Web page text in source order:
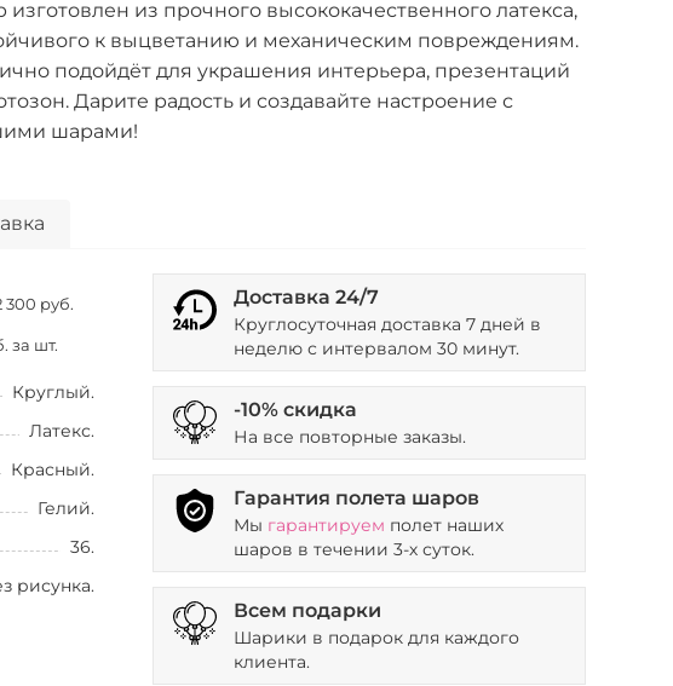
изготовлен из прочного высококачественного латекса,
к выцветанию и механическим повреждениям.
подойдёт для украшения интерьера, презентаций
Дарите радость и создавайте настроение с
шарами!
300 руб.
за шт.
Круглый.
Латекс.
Красный.
Гелий.
36.
рисунка.
Доставка 24/7
Круглосуточная доставка 7 дней в
неделю с интервалом 30 минут.
-10% скидка
На все повторные заказы.
Гарантия полета шаров
Мы гарантируем полет наших
шаров в течении 3-х суток.
Всем подарки
Шарики в подарок для каждого
клиента.